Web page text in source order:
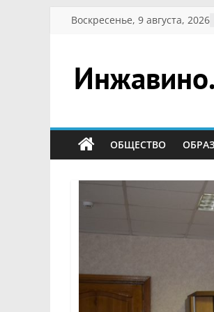
Перейти
Воскресенье, 9 августа, 2026
сельский
портал
ОБЩЕСТВО